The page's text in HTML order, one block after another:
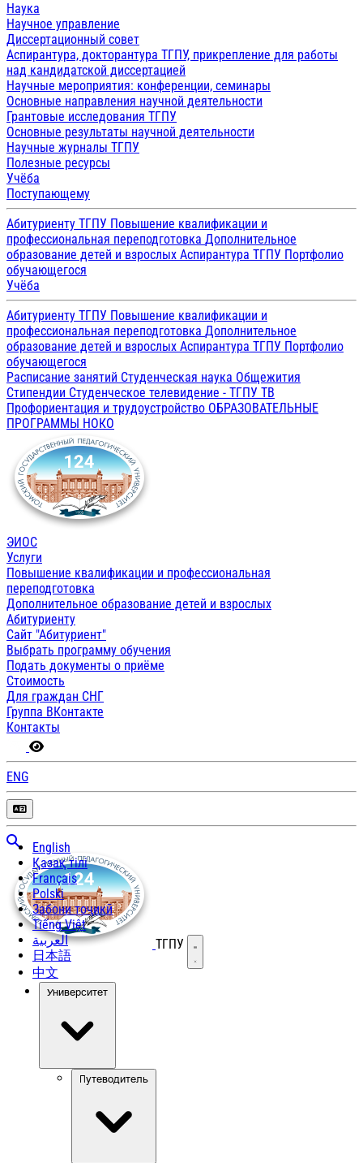
Наука
Научное управление
Диссертационный совет
Аспирантура, докторантура ТГПУ, прикрепление для работы
над кандидатской диссертацией
Научные мероприятия: конференции, семинары
Основные направления научной деятельности
Грантовые исследования ТГПУ
Основные результаты научной деятельности
Научные журналы ТГПУ
Полезные ресурсы
Учёба
Поступающему
Абитуриенту ТГПУ Повышение квалификации и
профессиональная переподготовка Дополнительное
образование детей и взрослых Аспирантура ТГПУ Портфолио
обучающегося
Учёба
Абитуриенту ТГПУ Повышение квалификации и
профессиональная переподготовка Дополнительное
образование детей и взрослых Аспирантура ТГПУ Портфолио
обучающегося
Расписание занятий Студенческая наука Общежития
Стипендии Студенческое телевидение - ТГПУ ТВ
Профориентация и трудоустройство ОБРАЗОВАТЕЛЬНЫЕ
ПРОГРАММЫ НОКО
ЭИОС
Услуги
Повышение квалификации и профессиональная
переподготовка
Дополнительное образование детей и взрослых
Абитуриенту
Сайт "Абитуриент"
Выбрать программу обучения
Подать документы о приёме
Стоимость
Для граждан СНГ
Группа ВКонтакте
Контакты
ENG
English
Қазақ тілі
Français
Polski
Забони тоҷикӣ
Tiếng Việt
العربية
日本語
中文
ТГПУ Открыть меню
Университет
Путеводитель